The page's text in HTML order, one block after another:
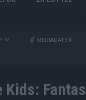
MEDIADATEN
Kids: